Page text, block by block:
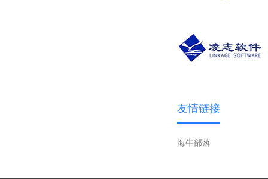
友情链接
海牛部落